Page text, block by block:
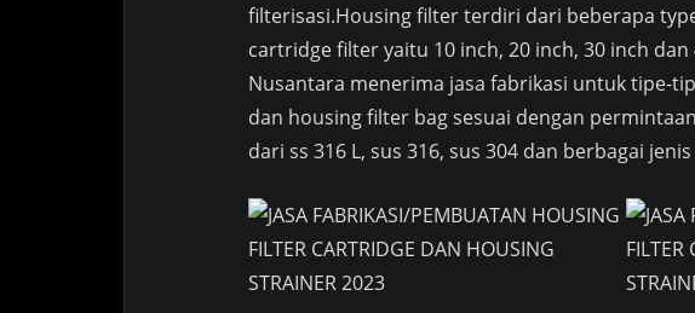
filterisasi.Housing filter terdiri dari beberapa
cartridge filter yaitu 10 inch, 20 inch, 30 inch dan
Nusantara menerima jasa fabrikasi untuk tipe-
dan housing filter bag sesuai dengan
dari ss 316 L, sus 316, sus 304 dan berbagai